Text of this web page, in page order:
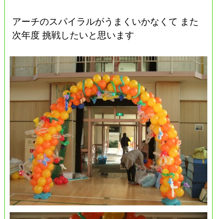
アーチのスパイラルがうまくいかなくて また
次年度 挑戦したいと思います